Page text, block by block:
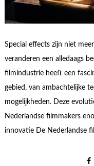
Special effects zijn niet
veranderen een alledaags
filmindustrie heeft een
gebied, van ambachtelijke
mogelijkheden. Deze
Nederlandse filmmakers
innovatie De Nederlandse